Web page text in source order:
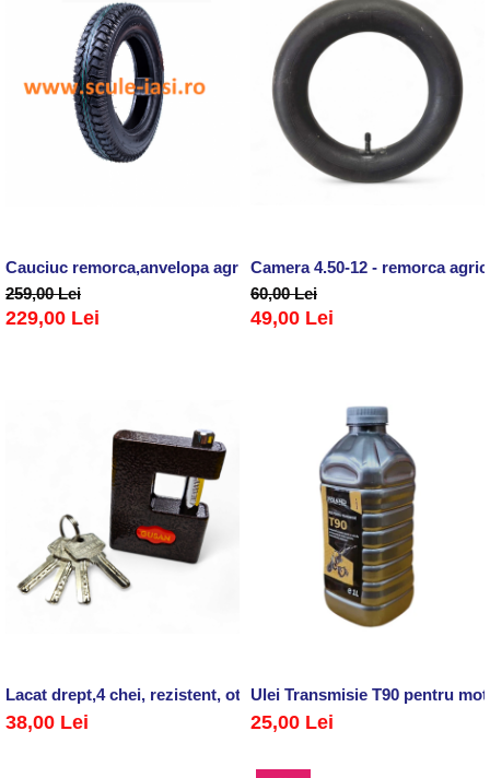
Cauciuc remorca,anvelopa agricola 4.50-12
259,00 Lei
229,00 Lei
Camera 4.50-12 - remorca
60,00 Lei
49,00 Lei
Lacat drept,4 chei, rezistent, otel, 80 mm
38,00 Lei
Ulei Transmisie T90 pentru
25,00 Lei